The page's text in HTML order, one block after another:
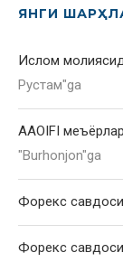
ЯНГИ
Ислом
Рустам"ga
AAOIFI
"Burhonjon"ga
Форекс
Форекс